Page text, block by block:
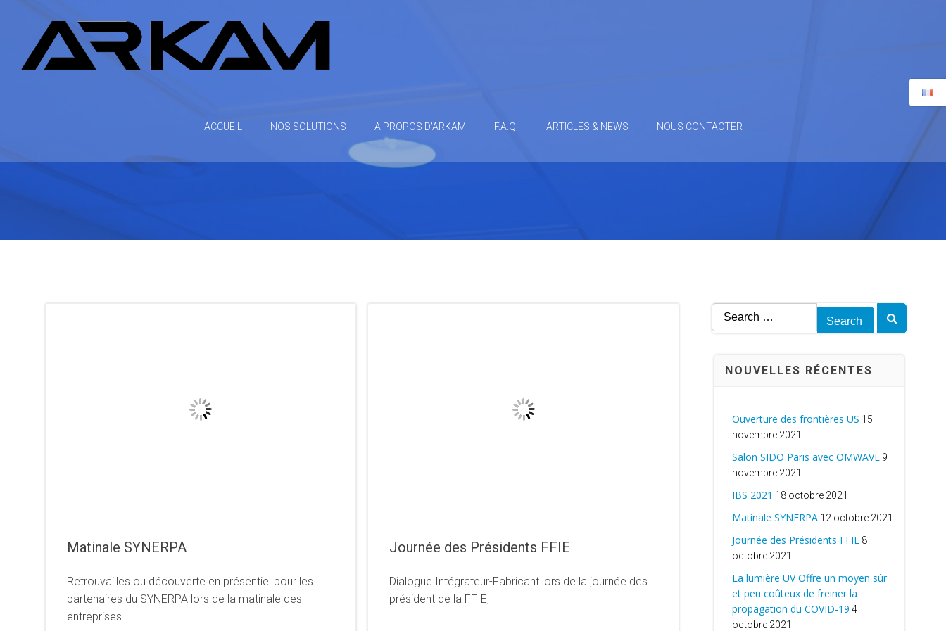
contenu
ACCUEIL NOS SOLUTIONS A PROPOS D’ARKAM F.A.Q. ARTICLES & NEWS NOUS CONTACTER
Matinale SYNERPA
Retrouvailles ou découverte en présentiel pour les
partenaires du SYNERPA lors de la matinale des
entreprises.
Journée des Présidents FFIE
Dialogue Intégrateur-Fabricant lors de la journée des
président de la FFIE,
Search
for:
NOUVELLES RÉCENTES
Ouverture des frontières US 15
novembre 2021
Salon SIDO Paris avec OMWAVE 9
novembre 2021
IBS 2021 18 octobre 2021
Matinale SYNERPA 12 octobre 2021
Journée des Présidents FFIE 8
octobre 2021
La lumière UV Offre un moyen sûr
et peu coûteux de freiner la
propagation du COVID-19 4
octobre 2021